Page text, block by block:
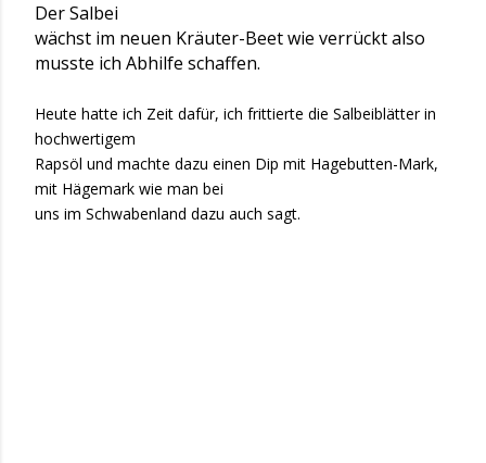
Der Salbei
wächst im neuen Kräuter-Beet wie verrückt also
musste ich Abhilfe schaffen.
Heute hatte ich Zeit dafür, ich frittierte die Salbeiblätter in
hochwertigem
Rapsöl und machte dazu einen Dip mit Hagebutten-Mark,
mit Hägemark wie man bei
uns im Schwabenland dazu auch sagt.